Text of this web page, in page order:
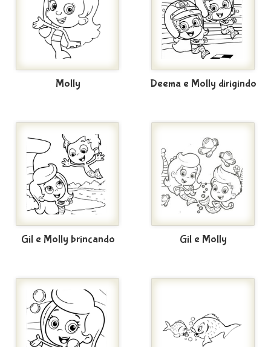
Molly Deema e Molly dirigindo
Gil e Molly brincando Gil e Molly